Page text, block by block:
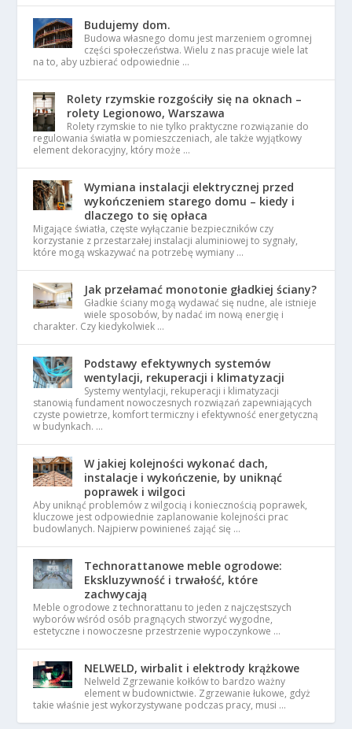
Budujemy dom.
Budowa własnego domu jest marzeniem ogromnej
części społeczeństwa. Wielu z nas pracuje wiele lat
na to, aby uzbierać odpowiednie …
Rolety rzymskie rozgościły się na oknach –
rolety Legionowo, Warszawa
Rolety rzymskie to nie tylko praktyczne rozwiązanie do
regulowania światła w pomieszczeniach, ale także wyjątkowy
element dekoracyjny, który może …
Wymiana instalacji elektrycznej przed
wykończeniem starego domu – kiedy i
dlaczego to się opłaca
Migające światła, częste wyłączanie bezpieczników czy
korzystanie z przestarzałej instalacji aluminiowej to sygnały,
które mogą wskazywać na potrzebę wymiany …
Jak przełamać monotonie gładkiej ściany?
Gładkie ściany mogą wydawać się nudne, ale istnieje
wiele sposobów, by nadać im nową energię i
charakter. Czy kiedykolwiek …
Podstawy efektywnych systemów
wentylacji, rekuperacji i klimatyzacji
Systemy wentylacji, rekuperacji i klimatyzacji
stanowią fundament nowoczesnych rozwiązań zapewniających
czyste powietrze, komfort termiczny i efektywność energetyczną
w budynkach. …
W jakiej kolejności wykonać dach,
instalacje i wykończenie, by uniknąć
poprawek i wilgoci
Aby uniknąć problemów z wilgocią i koniecznością poprawek,
kluczowe jest odpowiednie zaplanowanie kolejności prac
budowlanych. Najpierw powinieneś zająć się …
Technorattanowe meble ogrodowe:
Ekskluzywność i trwałość, które
zachwycają
Meble ogrodowe z technorattanu to jeden z najczęstszych
wyborów wśród osób pragnących stworzyć wygodne,
estetyczne i nowoczesne przestrzenie wypoczynkowe …
NELWELD, wirbalit i elektrody krążkowe
Nelweld Zgrzewanie kołków to bardzo ważny
element w budownictwie. Zgrzewanie łukowe, gdyż
takie właśnie jest wykorzystywane podczas pracy, musi …